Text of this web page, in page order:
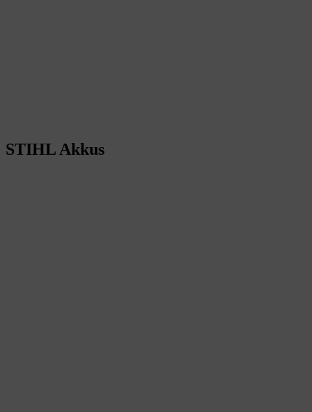
STIHL Akkus